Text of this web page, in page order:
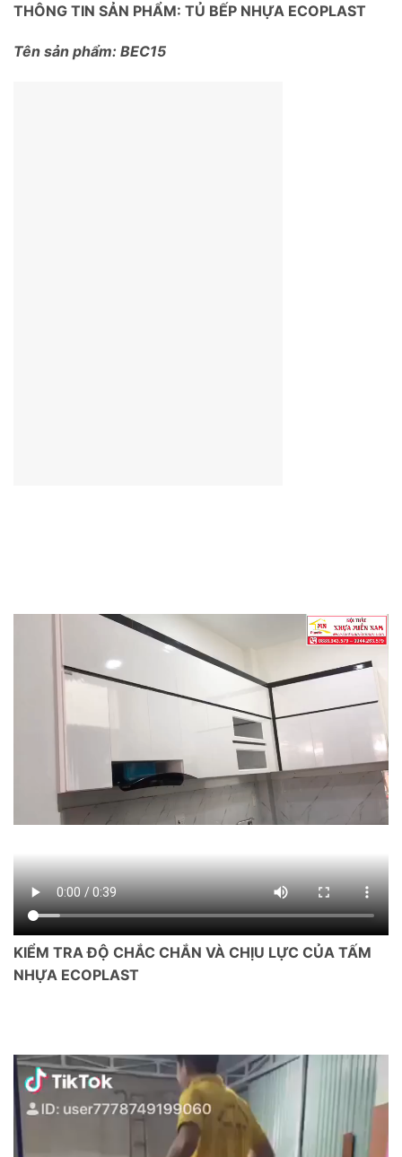
THÔNG TIN SẢN PHẨM: TỦ BẾP NHỰA ECOPLAST
Tên sản phẩm: BEC15
KIỂM TRA ĐỘ CHẮC CHẮN VÀ CHỊU LỰC CỦA TẤM
NHỰA ECOPLAST